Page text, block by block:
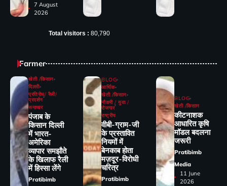
7 August
2026
Total visitors : 80,790
Farmer
खेती /किसान
दिल्ली
प्रतिरोध/ रैली/
प्रदर्शन
समाचार
पंजाब के
किसान दिल्ली
में भारत-
अमेरिका
व्यापार समझौते
के खिलाफ रैली
में हिस्सा लेंगे
Pratibimb
BLOG
आर्थिक
खेती /किसान
नौकरी / युवा /
रोजगार
राष्ट्रीय
वीबी-ग्राम-जी
के प्रस्तावित
नियमों में
बेनकाब होता
मज़दूर-विरोधी
चरित्र
Pratibimb
BLOG
खेती /किसान
कीटनाशक
आधारित कृषि
मॉडल बदलना
जरूरी
Pratibimb
Media
11 June
2026